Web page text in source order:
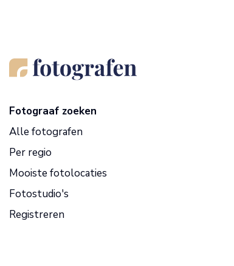
Fotograaf zoeken
Alle fotografen
Per regio
Mooiste fotolocaties
Fotostudio's
Registreren